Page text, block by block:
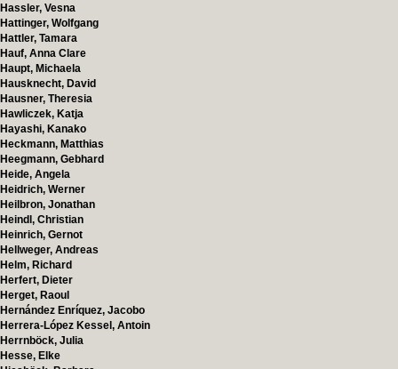
Hassler, Vesna
Hattinger, Wolfgang
Hattler, Tamara
Hauf, Anna Clare
Haupt, Michaela
Hausknecht, David
Hausner, Theresia
Hawliczek, Katja
Hayashi, Kanako
Heckmann, Matthias
Heegmann, Gebhard
Heide, Angela
Heidrich, Werner
Heilbron, Jonathan
Heindl, Christian
Heinrich, Gernot
Hellweger, Andreas
Helm, Richard
Herfert, Dieter
Herget, Raoul
Hernández Enríquez, Jacobo
Herrera-López Kessel, Antoin
Herrnböck, Julia
Hesse, Elke